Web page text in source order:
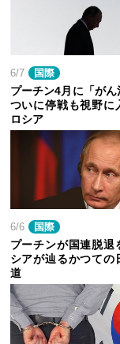
6/7 国際
プーチン4月に「がん
ついに停戦も視野に
ロシア
6/6 国際
プーチンが国連脱退
シアが辿るかつての
道